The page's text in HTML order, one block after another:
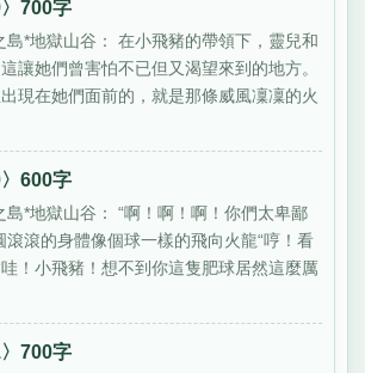
700字
島*地獄山谷： 在小飛豬的帶領下，靈兒和
讓她們曾害怕不已但又渴望來到的地方。
現在她們面前的，就是那條威風凜凜的火
600字
島*地獄山谷： “啊！啊！啊！你們太卑鄙
滾滾的身體像個球一樣的飛向火龍“哼！看
哇！小飛豬！想不到你這隻肥球居然這麼厲
700字